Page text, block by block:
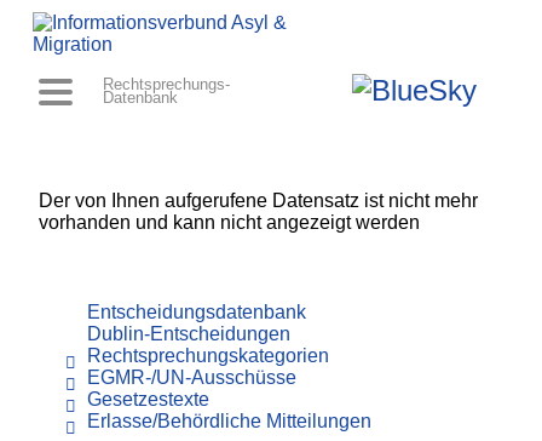
Rechtsprechungs-
Datenbank
Der von Ihnen aufgerufene Datensatz ist nicht mehr
vorhanden und kann nicht angezeigt werden
Entscheidungsdatenbank
Dublin-Entscheidungen
Rechtsprechungskategorien
EGMR-/UN-Ausschüsse
Gesetzestexte
Erlasse/Behördliche Mitteilungen